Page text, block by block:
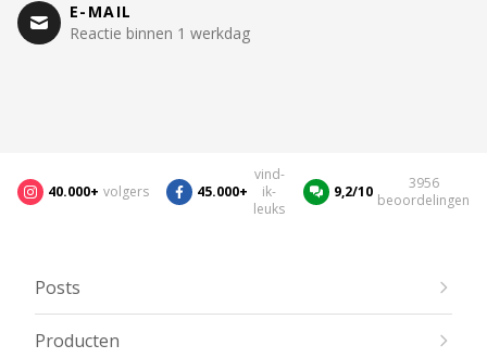
E-MAIL
Reactie binnen 1 werkdag
40.000+ volgers 45.000+
vind-
ik-
leuks
9,2/10
3956
beoordelingen
Posts
Producten